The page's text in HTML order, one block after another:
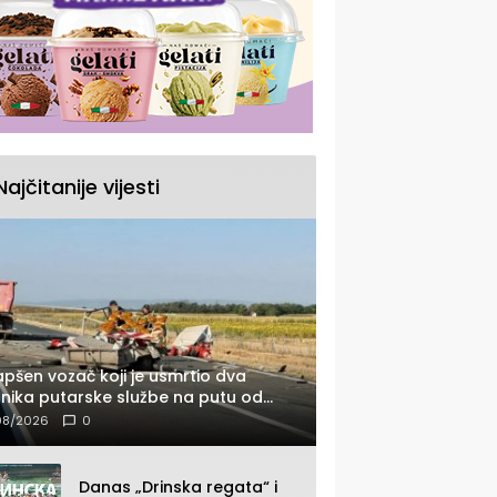
vijesti
vozač koji je usmrtio dva
putarske službe na putu od
prema Šapcu (FOTO)
2026 0
Danas „Drinska regata“ i